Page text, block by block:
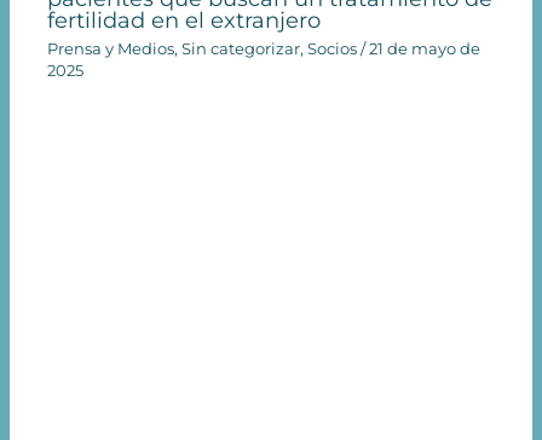
fertilidad en el extranjero
Prensa y Medios,Sin categorizar,Socios /21 de mayo de
2025